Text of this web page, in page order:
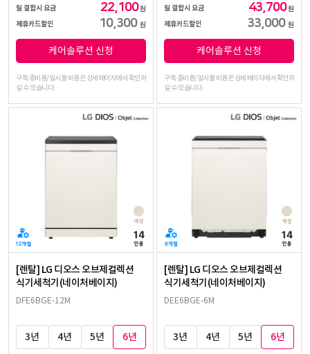
월 결합시 요금
22,100원
제휴카드할인
10,300 원
케어솔루션 신청
구독 총비용/일시불 비용은 상세페이지에서 확인하
실 수 있습니다.
월 결합시 요금
43,700원
제휴카드할인
33,000 원
케어솔루션 신청
구독 총비용/일시불 비용은 상세페이지에서 확인하
실 수 있습니다.
[렌탈] LG 디오스 오브제컬렉션
식기세척기(네이처베이지)
DFE6BGE-12M
3년 4년 5년 6년
[렌탈] LG 디오스 오브제컬렉션
식기세척기(네이처베이지)
DEE6BGE-6M
3년 4년 5년 6년